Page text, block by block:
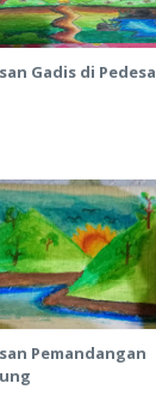
Gadis di
Pemandangan